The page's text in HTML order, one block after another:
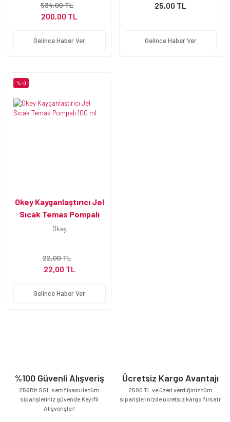
534,00 TL
200,00 TL
Gelince Haber Ver
25,00 TL
Gelince Haber Ver
%-0
Okey Kayganlaştırıcı Jel
Sıcak Temas Pompalı
100 ml
Okey
22,00 TL
22,00 TL
Gelince Haber Ver
%100 Güvenli Alışveriş
256Bit SSL sertifikası ile tüm
siparişleriniz güvende.Keyifli
Alışverişler!
Ücretsiz Kargo Avantajı
2500 TL ve üzeri verdiğiniz tüm
siparişlerinizde ücretsiz kargo fırsatı!